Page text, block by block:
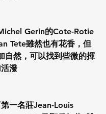
Gerin的Cote-Rotie
Tete雖然也有花香，但
自然，可以找到些微的揮
潑
一名莊Jean-Louis